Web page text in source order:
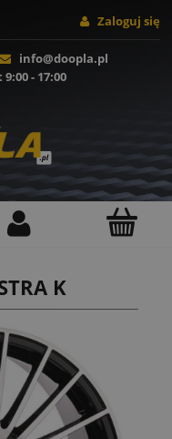
Zaloguj się
info@doopla.pl
- 17:00
K